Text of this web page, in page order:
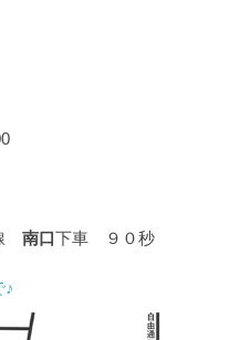
南口下車 ９０秒
♪